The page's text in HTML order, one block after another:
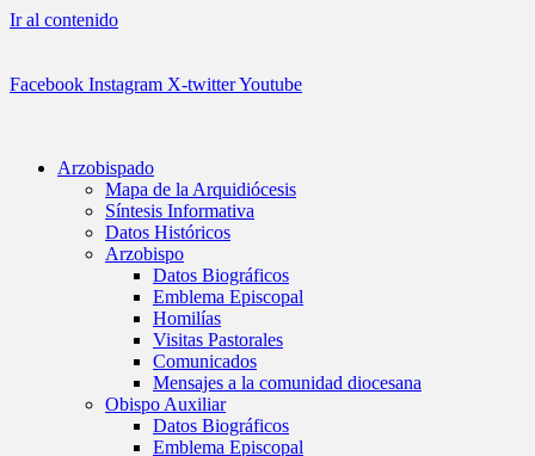
Ir al contenido
Facebook Instagram X-twitterYoutube
Arzobispado
Mapa de la Arquidiócesis
Síntesis Informativa
Datos Históricos
Arzobispo
Datos Biográficos
Emblema Episcopal
Homilías
Visitas Pastorales
Comunicados
Mensajes a la comunidad diocesana
Obispo Auxiliar
Datos Biográficos
Emblema Episcopal